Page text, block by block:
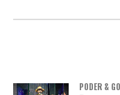
PODER &